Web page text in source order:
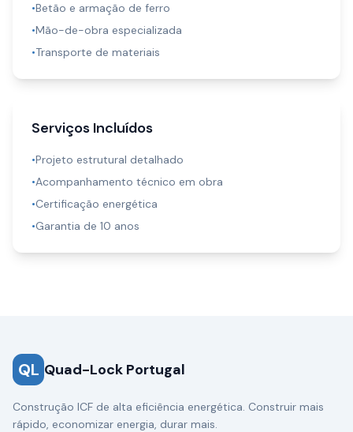
•Betão e armação de ferro
•Mão-de-obra especializada
•Transporte de materiais
Serviços Incluídos
•Projeto estrutural detalhado
•Acompanhamento técnico em obra
•Certificação energética
•Garantia de 10 anos
QL Quad-Lock Portugal
Construção ICF de alta eficiência energética. Construir mais
rápido, economizar energia, durar mais.